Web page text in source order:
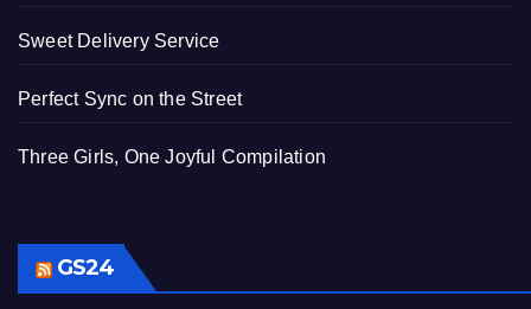
Sweet Delivery Service
Perfect Sync on the Street
Three Girls, One Joyful Compilation
GS24